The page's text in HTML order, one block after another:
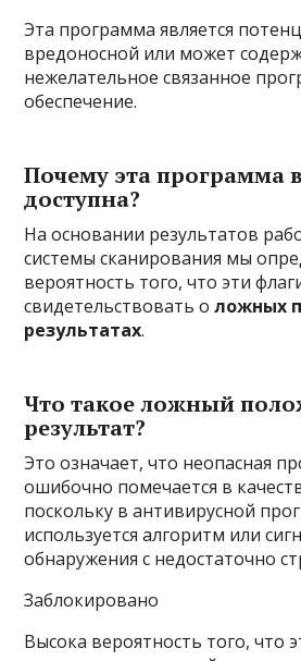
Эта программа является
вредоносной или может
нежелательное связанное
обеспечение.
Почему эта программа
доступна?
На основании результатов
системы сканирования мы
вероятность того, что эти
свидетельствовать оложных
результатах.
Что такое ложный
результат?
Это означает, что неопасная
ошибочно помечается в
поскольку в антивирусной
используется алгоритм или
обнаружения с недостаточно
Заблокировано
Высока вероятность того, что